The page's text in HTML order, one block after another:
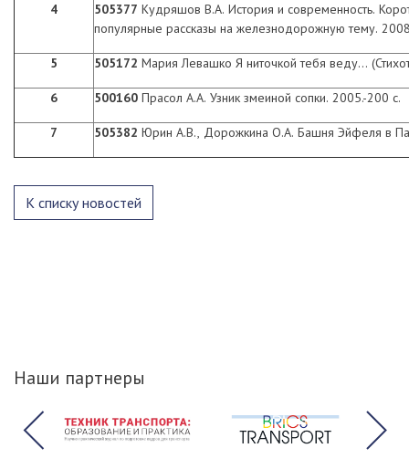
4 505377 Кудряшов В.А. История и современность.
популярные рассказы на железнодорожную тему.
5 505172 Мария Левашко Я ниточкой тебя веду...
6 500160 Прасол А.А. Узник змеиной сопки. 2005.-200 с.
7 505382 Юрин А.В., Дорожкина О.А. Башня Эйфеля в
К списку новостей
Наши партнеры